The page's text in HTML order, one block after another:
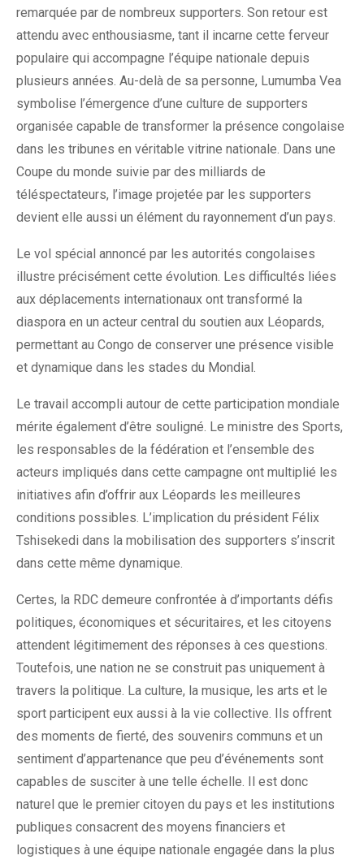
remarquée par de nombreux supporters. Son retour est
attendu avec enthousiasme, tant il incarne cette ferveur
populaire qui accompagne l’équipe nationale depuis
plusieurs années. Au-delà de sa personne, Lumumba Vea
symbolise l’émergence d’une culture de supporters
organisée capable de transformer la présence congolaise
dans les tribunes en véritable vitrine nationale. Dans une
Coupe du monde suivie par des milliards de
téléspectateurs, l’image projetée par les supporters
devient elle aussi un élément du rayonnement d’un pays.
Le vol spécial annoncé par les autorités congolaises
illustre précisément cette évolution. Les difficultés liées
aux déplacements internationaux ont transformé la
diaspora en un acteur central du soutien aux Léopards,
permettant au Congo de conserver une présence visible
et dynamique dans les stades du Mondial.
Le travail accompli autour de cette participation mondiale
mérite également d’être souligné. Le ministre des Sports,
les responsables de la fédération et l’ensemble des
acteurs impliqués dans cette campagne ont multiplié les
initiatives afin d’offrir aux Léopards les meilleures
conditions possibles. L’implication du président Félix
Tshisekedi dans la mobilisation des supporters s’inscrit
dans cette même dynamique.
Certes, la RDC demeure confrontée à d’importants défis
politiques, économiques et sécuritaires, et les citoyens
attendent légitimement des réponses à ces questions.
Toutefois, une nation ne se construit pas uniquement à
travers la politique. La culture, la musique, les arts et le
sport participent eux aussi à la vie collective. Ils offrent
des moments de fierté, des souvenirs communs et un
sentiment d’appartenance que peu d’événements sont
capables de susciter à une telle échelle. Il est donc
naturel que le premier citoyen du pays et les institutions
publiques consacrent des moyens financiers et
logistiques à une équipe nationale engagée dans la plus